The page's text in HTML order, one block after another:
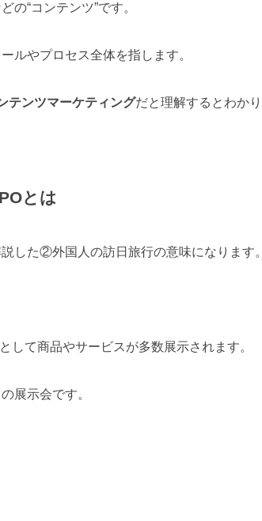
“コンテンツ”です。
ルやプロセス全体を指します。
テンツマーケティングだと理解するとわかり
とは
した②外国人の訪日旅行の意味になります。
して商品やサービスが多数展示されます。
展示会です。